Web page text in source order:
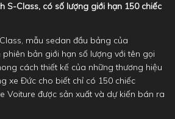
S-Class, có số lượng giới hạn 150 chiếc
mẫu sedan đầu bảng của
bản giới hạn số lượng với tên gọi
cách thiết kế của những thương hiệu
xe Đức cho biết chỉ có 150 chiếc
Voiture được sản xuất và dự kiến bán ra